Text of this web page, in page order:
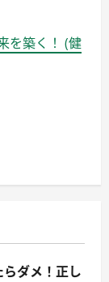
を築く！ (健
ダメ！正し